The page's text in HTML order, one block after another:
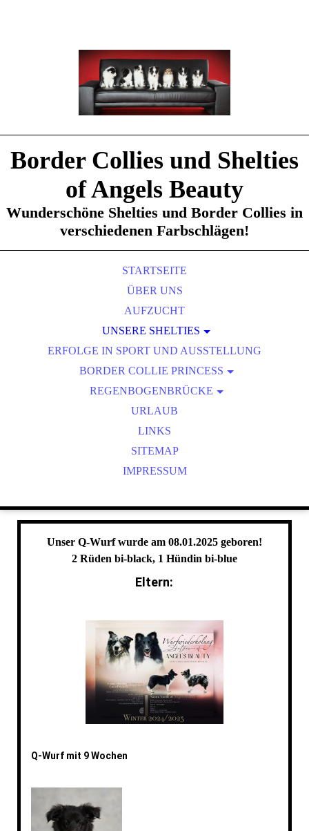
Border Collies und Shelties
of Angels Beauty
Wunderschöne Shelties und Border Collies in
verschiedenen Farbschlägen!
STARTSEITE
ÜBER UNS
AUFZUCHT
UNSERE SHELTIES
NACHWUCHS
SENIORINNEN
WURFPLANUNG
AKTUELLER WURF
M-WURF
N-WURF
O-WURF
Q-WURF
ERFOLGE IN SPORT UND AUSSTELLUNG
BORDER COLLIE PRINCESS
WURFPLANUNG
AKTUELLER WURF
ERFOLGE
REGENBOGENBRÜCKE
ZU FRÜH
URLAUB
LINKS
SITEMAP
IMPRESSUM
Unser Q-Wurf wurde am 08.01.2025 geboren!
2 Rüden bi-black, 1 Hündin bi-blue
Eltern:
Q-Wurf mit 9 Wochen